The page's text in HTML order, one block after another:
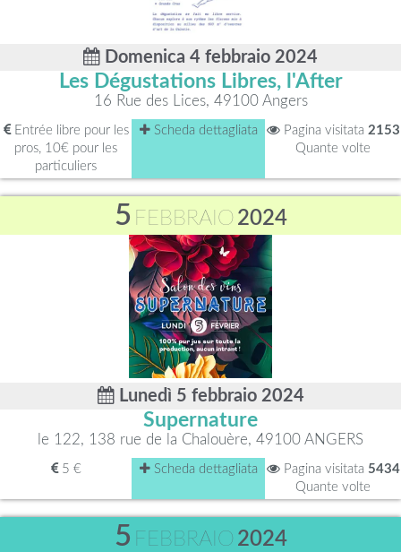
Domenica 4 febbraio 2024
Les Dégustations Libres, l'After
16 Rue des Lices, 49100 Angers
Entrée libre pour les
pros, 10€ pour les
particuliers
Scheda dettagliata Pagina visitata 2153
Quante volte
5 FEBBRAIO 2024
Lunedì 5 febbraio 2024
Supernature
le 122, 138 rue de la Chalouère, 49100 ANGERS
5 € Scheda dettagliata Pagina visitata 5434
Quante volte
5 FEBBRAIO 2024